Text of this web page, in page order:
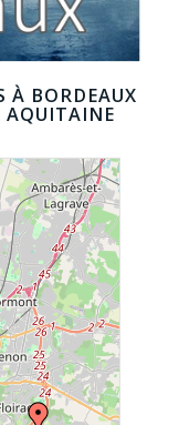
À BORDEAUX
AQUITAINE